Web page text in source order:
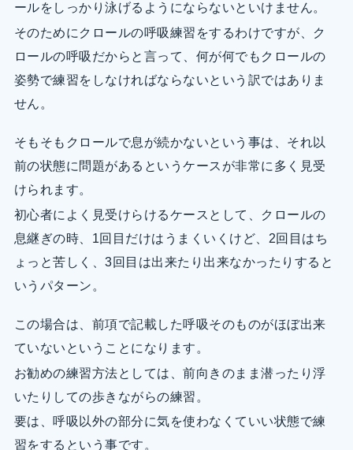
ールをしっかり泳げるようにならないといけません。
そのためにクロールの呼吸練習をするわけですが、ク
ロールの呼吸だからと言って、何が何でもクロールの
姿勢で練習をしなければならないという訳ではありま
せん。
そもそもクロールで息が続かないという事は、それ以
前の状態に問題があるというケースが非常に多く見受
けられます。
初心者によく見受けらけるケースとして、クロールの
息継ぎの時、1回目だけはうまくいくけど、2回目はち
ょっと苦しく、3回目は出来たり出来なかったりすると
いうパターン。
この場合は、前項で記載した呼吸そのものがほぼ出来
ていないということになります。
お勧めの練習方法としては、前向きのまま潜ったり浮
いたりしての歩きながらの練習。
要は、呼吸以外の部分に気を使わなくていい状態で練
習をするという事です。